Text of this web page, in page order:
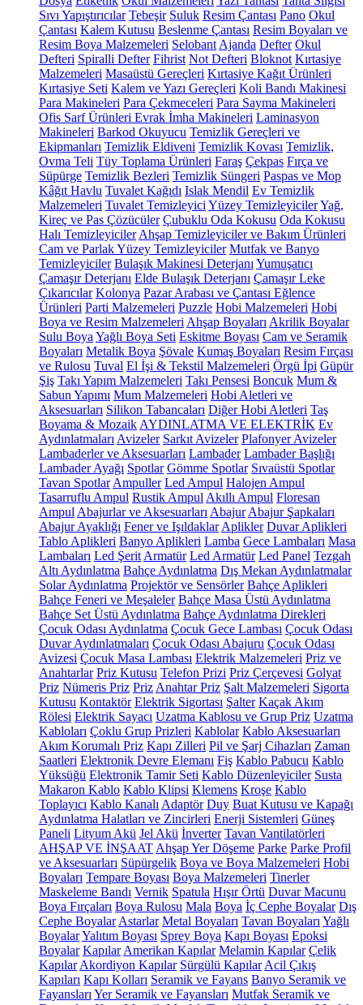
Sıvı Yapıştırıcılar Tebeşir Suluk Resim Çantası Pano Okul
Çantası Kalem Kutusu Beslenme Çantası Resim Boyaları ve
Resim Boya Malzemeleri Selobant Ajanda Defter Okul
Defteri Spiralli Defter Fihrist Not Defteri Bloknot Kırtasiye
Malzemeleri Masaüstü Gereçleri Kırtasiye Kağıt Ürünleri
Kırtasiye Seti Kalem ve Yazı Gereçleri Koli Bandı Makinesi
Para Makineleri Para Çekmeceleri Para Sayma Makineleri
Ofis Sarf Ürünleri Evrak İmha Makineleri Laminasyon
Makineleri Barkod Okuyucu Temizlik Gereçleri ve
Ekipmanları Temizlik Eldiveni Temizlik Kovası Temizlik,
Ovma Teli Tüy Toplama Ürünleri Faraş Çekpas Fırça ve
Süpürge Temizlik Bezleri Temizlik Süngeri Paspas ve Mop
Kâğıt Havlu Tuvalet Kağıdı Islak Mendil Ev Temizlik
Malzemeleri Tuvalet Temizleyici Yüzey TemizleyicilerYağ,
Kireç ve Pas Çözücüler Çubuklu Oda Kokusu Oda Kokusu
Halı Temizleyiciler Ahşap Temizleyiciler ve Bakım Ürünleri
Cam ve Parlak Yüzey Temizleyiciler Mutfak ve Banyo
Temizleyiciler Bulaşık Makinesi Deterjanı Yumuşatıcı
Çamaşır Deterjanı Elde Bulaşık Deterjanı Çamaşır Leke
Çıkarıcılar Kolonya Pazar Arabası ve Çantası Eğlence
Ürünleri Parti Malzemeleri Puzzle Hobi Malzemeleri Hobi
Boya ve Resim Malzemeleri Ahşap Boyaları Akrilik Boyalar
Sulu Boya Yağlı Boya Seti Eskitme Boyası Cam ve Seramik
Boyaları Metalik Boya Şövale Kumaş Boyaları Resim Fırçası
ve Rulosu Tuval El İşi & Tekstil Malzemeleri Örgü İpi Güpür
Şiş Takı Yapım Malzemeleri Takı Pensesi Boncuk Mum &
Sabun Yapımı Mum Malzemeleri Hobi Aletleri ve
Aksesuarları Silikon Tabancaları Diğer Hobi Aletleri Taş
Boyama & Mozaik AYDINLATMA VE ELEKTRİK Ev
Aydınlatmaları Avizeler Sarkıt Avizeler Plafonyer Avizeler
Lambaderler ve Aksesuarları Lambader Lambader Başlığı
Lambader Ayağı Spotlar Gömme Spotlar Sıvaüstü Spotlar
Tavan Spotlar Ampuller Led Ampul Halojen Ampul
Tasarruflu Ampul Rustik Ampul Akıllı Ampul Floresan
Ampul Abajurlar ve Aksesuarları Abajur Abajur Şapkaları
Abajur Ayaklığı Fener ve Işıldaklar Aplikler Duvar Aplikleri
Tablo Aplikleri Banyo Aplikleri Lamba Gece Lambaları Masa
Lambaları Led Şerit Armatür Led Armatür Led Panel Tezgah
Altı Aydınlatma Bahçe Aydınlatma Dış Mekan Aydınlatmalar
Solar Aydınlatma Projektör ve Sensörler Bahçe Aplikleri
Bahçe Feneri ve Meşaleler Bahçe Masa Üstü Aydınlatma
Bahçe Set Üstü Aydınlatma Bahçe Aydınlatma Direkleri
Çocuk Odası Aydınlatma Çocuk Gece Lambası Çocuk Odası
Duvar Aydınlatmaları Çocuk Odası Abajuru Çocuk Odası
Avizesi Çocuk Masa Lambası Elektrik Malzemeleri Priz ve
Anahtarlar Priz Kutusu Telefon Prizi Priz Çerçevesi Golyat
Priz Nümeris Priz Priz Anahtar Priz Şalt Malzemeleri Sigorta
Kutusu Kontaktör Elektrik Sigortası Şalter Kaçak Akım
Rölesi Elektrik Sayacı Uzatma Kablosu ve Grup Priz Uzatma
Kabloları Çoklu Grup Prizleri Kablolar Kablo Aksesuarları
Akım Korumalı Priz Kapı Zilleri Pil ve Şarj Cihazları Zaman
Saatleri Elektronik Devre Elemanı Fiş Kablo Pabucu Kablo
Yüksüğü Elektronik Tamir Seti Kablo Düzenleyiciler Susta
Makaron Kablo Kablo Klipsi Klemens Kroşe Kablo
Toplayıcı Kablo Kanalı Adaptör Duy Buat Kutusu ve Kapağı
Aydınlatma Halatları ve Zincirleri Enerji Sistemleri Güneş
Paneli Lityum Akü Jel Akü İnverter Tavan Vantilatörleri
AHŞAP VE İNŞAAT Ahşap Yer Döşeme Parke Parke Profil
ve Aksesuarları Süpürgelik Boya ve Boya Malzemeleri Hobi
Boyaları Tempare Boyası Boya Malzemeleri Tinerler
Maskeleme Bandı Vernik Spatula Hışır Örtü Duvar Macunu
Boya Fırçaları Boya Rulosu Mala Boya İç Cephe Boyalar Dış
Cephe Boyalar Astarlar Metal Boyaları Tavan Boyaları Yağlı
BoyalarYalıtım Boyası Sprey Boya Kapı Boyası Epoksi
Boyalar Kapılar Amerikan Kapılar Melamin Kapılar Çelik
Kapılar Akordiyon Kapılar Sürgülü Kapılar Acil Çıkış
Kapıları Kapı Kolları Seramik ve Fayans Banyo Seramik ve
Fayansları Yer Seramik ve Fayansları Mutfak Seramik ve